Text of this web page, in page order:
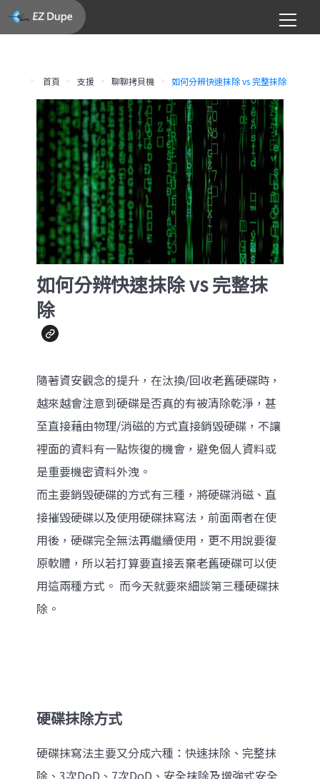
首頁 支援 聊聊拷貝機 如何分辨快速抹除 vs 完整抹除
如何分辨快速抹除 vs 完整抹
除
隨著資安觀念的提升，在汰換/回收老舊硬碟時，
越來越會注意到硬碟是否真的有被清除乾淨，甚
至直接藉由物理/消磁的方式直接銷毀硬碟，不讓
裡面的資料有一點恢復的機會，避免個人資料或
是重要機密資料外洩。
而主要銷毀硬碟的方式有三種，將硬碟消磁、直
接摧毀硬碟以及使用硬碟抹寫法，前面兩者在使
用後，硬碟完全無法再繼續使用，更不用說要復
原軟體，所以若打算要直接丟棄老舊硬碟可以使
用這兩種方式。 而今天就要來細談第三種硬碟抹
除。
硬碟抹除方式
硬碟抹寫法主要又分成六種：快速抹除、完整抹
除、3次DoD、7次DoD、安全抹除及增強式安全